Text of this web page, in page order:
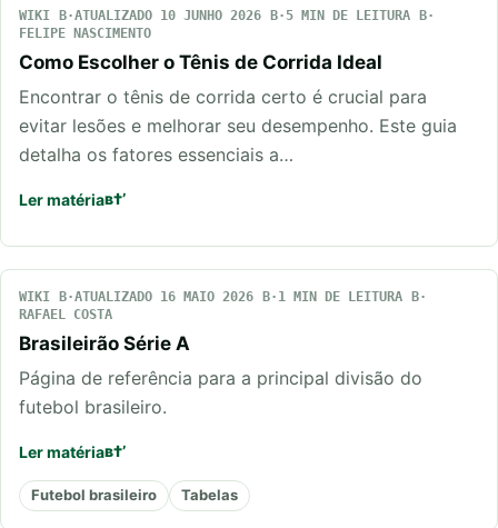
WIKI ATUALIZADO 10 JUNHO 2026
5 MIN DE LEITURA
FELIPE NASCIMENTO
Como Escolher o Tênis de Corrida Ideal
Encontrar o tênis de corrida certo é crucial para
evitar lesões e melhorar seu desempenho. Este guia
detalha os fatores essenciais a…
Ler matéria
WIKI ATUALIZADO 16 MAIO 2026
1 MIN DE LEITURA
RAFAEL COSTA
Brasileirão Série A
Página de referência para a principal divisão do
futebol brasileiro.
Ler matéria
Futebol brasileiro Tabelas